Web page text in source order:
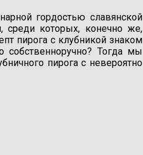
гордостью славянской
среди которых, конечно же,
пирога с клубникой знаком
собственноручно? Тогда мы
пирога с невероятно